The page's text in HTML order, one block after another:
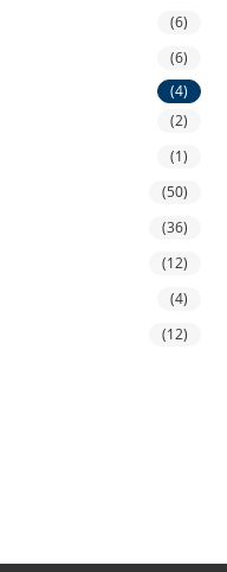
(6)
(6)
(4)
(2)
(1)
(50)
(36)
(12)
(4)
(12)